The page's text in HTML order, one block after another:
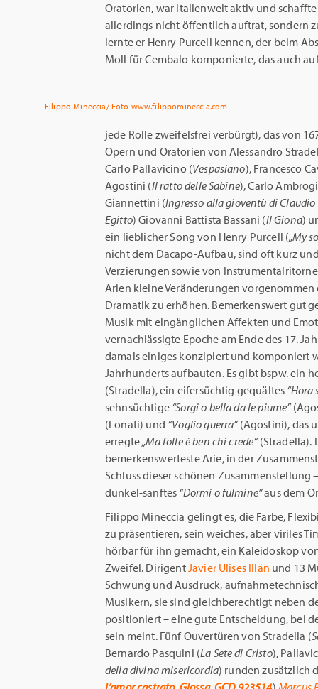
Oratorien, war italienweit aktiv und
allerdings nicht öffentlich auftrat, sondern
lernte er Henry Purcell kennen, der beim
Moll für Cembalo komponierte, das auch
Filippo Mineccia/ Foto www.filippomineccia.com
jede Rolle zweifelsfrei verbürgt), das von
Opern und Oratorien von Alessandro
Carlo Pallavicino (Vespasiano), Francesco
Agostini (Il ratto delle Sabine), Carlo
Giannettini (Ingresso alla gioventù di Claudio
Egitto) Giovanni Battista Bassani (Il Giona)
ein lieblicher Song von Henry Purcell („My
nicht dem Dacapo-Aufbau, sind oft kurz
Verzierungen sowie von
Arien kleine Veränderungen
Dramatik zu erhöhen. Bemerkenswert gut
Musik mit eingänglichen Affekten und
vernachlässigte Epoche am Ende des 17.
damals einiges konzipiert und komponiert
Jahrhunderts aufbauten. Es gibt bspw. ein
(Stradella), ein eifersüchtig gequältes “Hora
sehnsüchtige “Sorgi o bella da le piume”
(Lonati) und “Voglio guerra”(Agostini), das
erregte„Ma folle è ben chi crede“(Stradella).
bemerkenswerteste Arie, in der
Schluss dieser schönen Zusammenstellung
dunkel-sanftes “Dormi o fulmine”aus dem
Filippo Mineccia gelingt es, die Farbe,
zu präsentieren, sein weiches, aber viriles
hörbar für ihn gemacht, ein Kaleidoskop
Zweifel. DirigentJavier Ulises Illán und 13
Schwung und Ausdruck,
Musikern, sie sind gleichberechtigt neben
positioniert – eine gute Entscheidung, bei
sein meint. Fünf Ouvertüren von Stradella (
Bernardo Pasquini (La Sete di Cristo),
della divina misericordia) runden zusätzlich